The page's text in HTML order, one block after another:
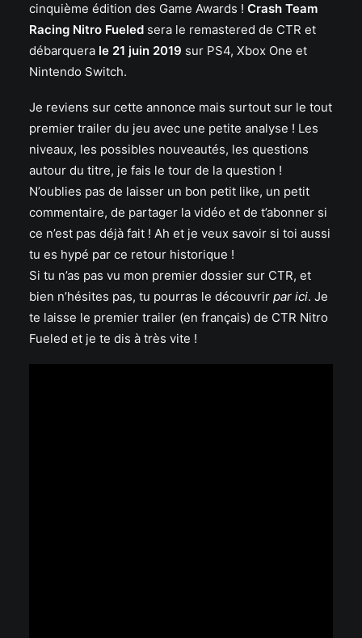
cinquième édition des Game Awards ! Crash Team
Racing Nitro Fueled sera le remastered de CTR et
débarquera le 21 juin 2019 sur PS4, Xbox One et
Nintendo Switch.
Je reviens sur cette annonce mais surtout sur le tout
premier trailer du jeu avec une petite analyse ! Les
niveaux, les possibles nouveautés, les questions
autour du titre, je fais le tour de la question !
N’oublies pas de laisser un bon petit like, un petit
commentaire, de partager la vidéo et de t’abonner si
ce n’est pas déjà fait ! Ah et je veux savoir si toi aussi
tu es hypé par ce retour historique !
Si tu n’as pas vu mon premier dossier sur CTR, et
bien n’hésites pas, tu pourras le découvrir par ici. Je
te laisse le premier trailer (en français) de CTR Nitro
Fueled et je te dis à très vite !